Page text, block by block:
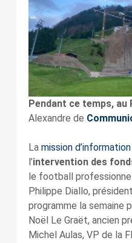
Pendant ce temps, au
Alexandre de
La mission d’information
l’intervention des
le football
Philippe Diallo,
programme la semaine
Noël Le Graët, ancien
Michel Aulas, VP de la